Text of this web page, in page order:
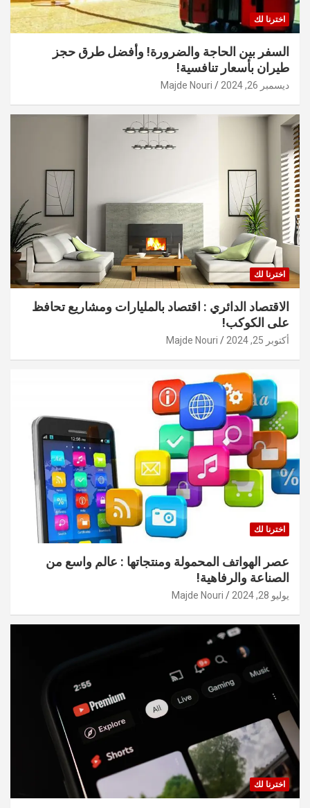
اخترنا لك
السفر بين الحاجة والضرورة! وأفضل طرق حجز
طيران بأسعار تنافسية!
ديسمبر 26, 2024 Majde Nouri
اخترنا لك
الاقتصاد الدائري : اقتصاد بالمليارات ومشاريع تحافظ
على الكوكب!
أكتوبر 25, 2024 Majde Nouri
اخترنا لك
عصر الهواتف المحمولة ومنتجاتها : عالم واسع من
الصناعة والرفاهية!
يوليو 28, 2024 Majde Nouri
اخترنا لك